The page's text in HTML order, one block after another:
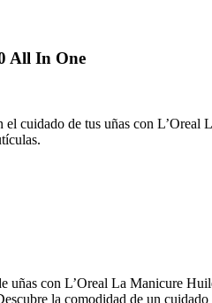
All In One
el cuidado de tus uñas con
uñas con L’Oreal La Manicure
la comodidad de un